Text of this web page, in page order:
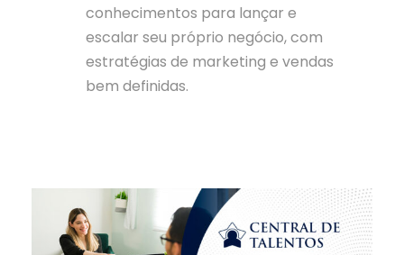
conhecimentos para lançar e
escalar seu próprio negócio, com
estratégias de marketing e vendas
bem definidas.